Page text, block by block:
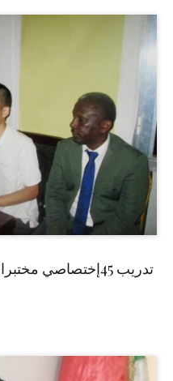
تدريب 45إختصاصي